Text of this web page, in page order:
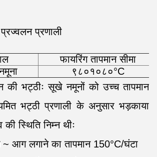
प्रणाली
फायरिंग तापमान सीमा
९८०१०८०°C
की भट्ठीः सूखे नमूनों को उच्च तापमान
भट्ठी प्रणाली के अनुसार भड़काया
स्थिति निम्न थीः
~ आग लगाने का तापमान 150°C/घंटा